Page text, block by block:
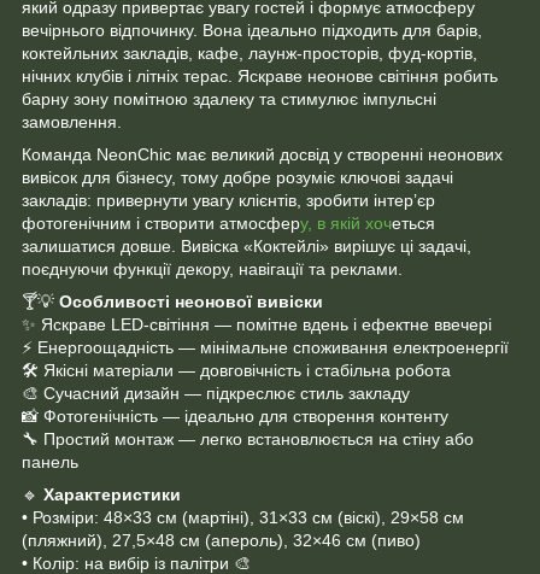
який одразу привертає увагу гостей і формує атмосферу
вечірнього відпочинку. Вона ідеально підходить для барів,
коктейльних закладів, кафе, лаунж-просторів, фуд-кортів,
нічних клубів і літніх терас. Яскраве неонове світіння робить
барну зону помітною здалеку та стимулює імпульсні
замовлення.
Команда NeonChic має великий досвід у створенні неонових
вивісок для бізнесу, тому добре розуміє ключові задачі
закладів: привернути увагу клієнтів, зробити інтер’єр
фотогенічним і створити атмосферу, в якій хочеться
залишатися довше. Вивіска «Коктейлі» вирішує ці задачі,
поєднуючи функції декору, навігації та реклами.
🍸💡 Особливості неонової вивіски
✨ Яскраве LED-світіння — помітне вдень і ефектне ввечері
⚡ Енергоощадність — мінімальне споживання електроенергії
🛠 Якісні матеріали — довговічність і стабільна робота
🎨 Сучасний дизайн — підкреслює стиль закладу
📸 Фотогенічність — ідеально для створення контенту
🔧 Простий монтаж — легко встановлюється на стіну або
панель
🔹 Характеристики
• Розміри: 48×33 см (мартіні), 31×33 см (віскі), 29×58 см
(пляжний), 27,5×48 см (апероль), 32×46 см (пиво)
• Колір: на вибір із палітри 🎨